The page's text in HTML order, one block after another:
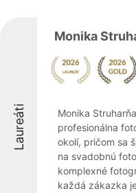
Laureáti
Monika
Monika
profesionálna
okolí, pričom sa
na svadobnú
komplexné
každá zákazka